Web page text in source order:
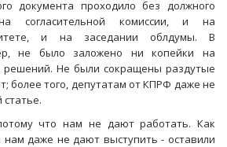
документа проходило без должного
согласительной комиссии, и на
и на заседании облдумы. В
не было заложено ни копейки на
решений. Не были сокращены раздутые
более того, депутатам от КПРФ даже не
что нам не дают работать. Как
нам даже не дают выступить - оставили